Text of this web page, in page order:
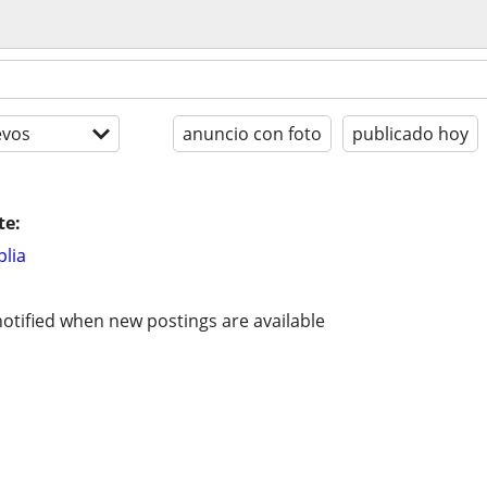
anuncio con foto publicado hoy
when new postings are available